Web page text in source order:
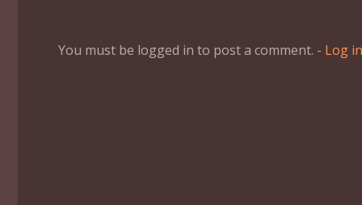
You must be logged in to post a comment. - Log in